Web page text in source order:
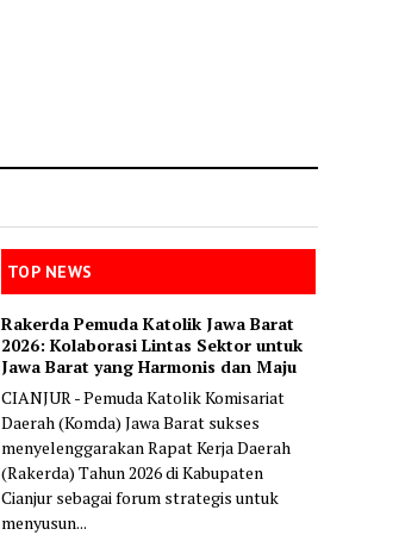
TOP NEWS
Rakerda Pemuda Katolik Jawa Barat
2026: Kolaborasi Lintas Sektor untuk
Jawa Barat yang Harmonis dan Maju
CIANJUR - Pemuda Katolik Komisariat
Daerah (Komda) Jawa Barat sukses
menyelenggarakan Rapat Kerja Daerah
(Rakerda) Tahun 2026 di Kabupaten
Cianjur sebagai forum strategis untuk
menyusun...